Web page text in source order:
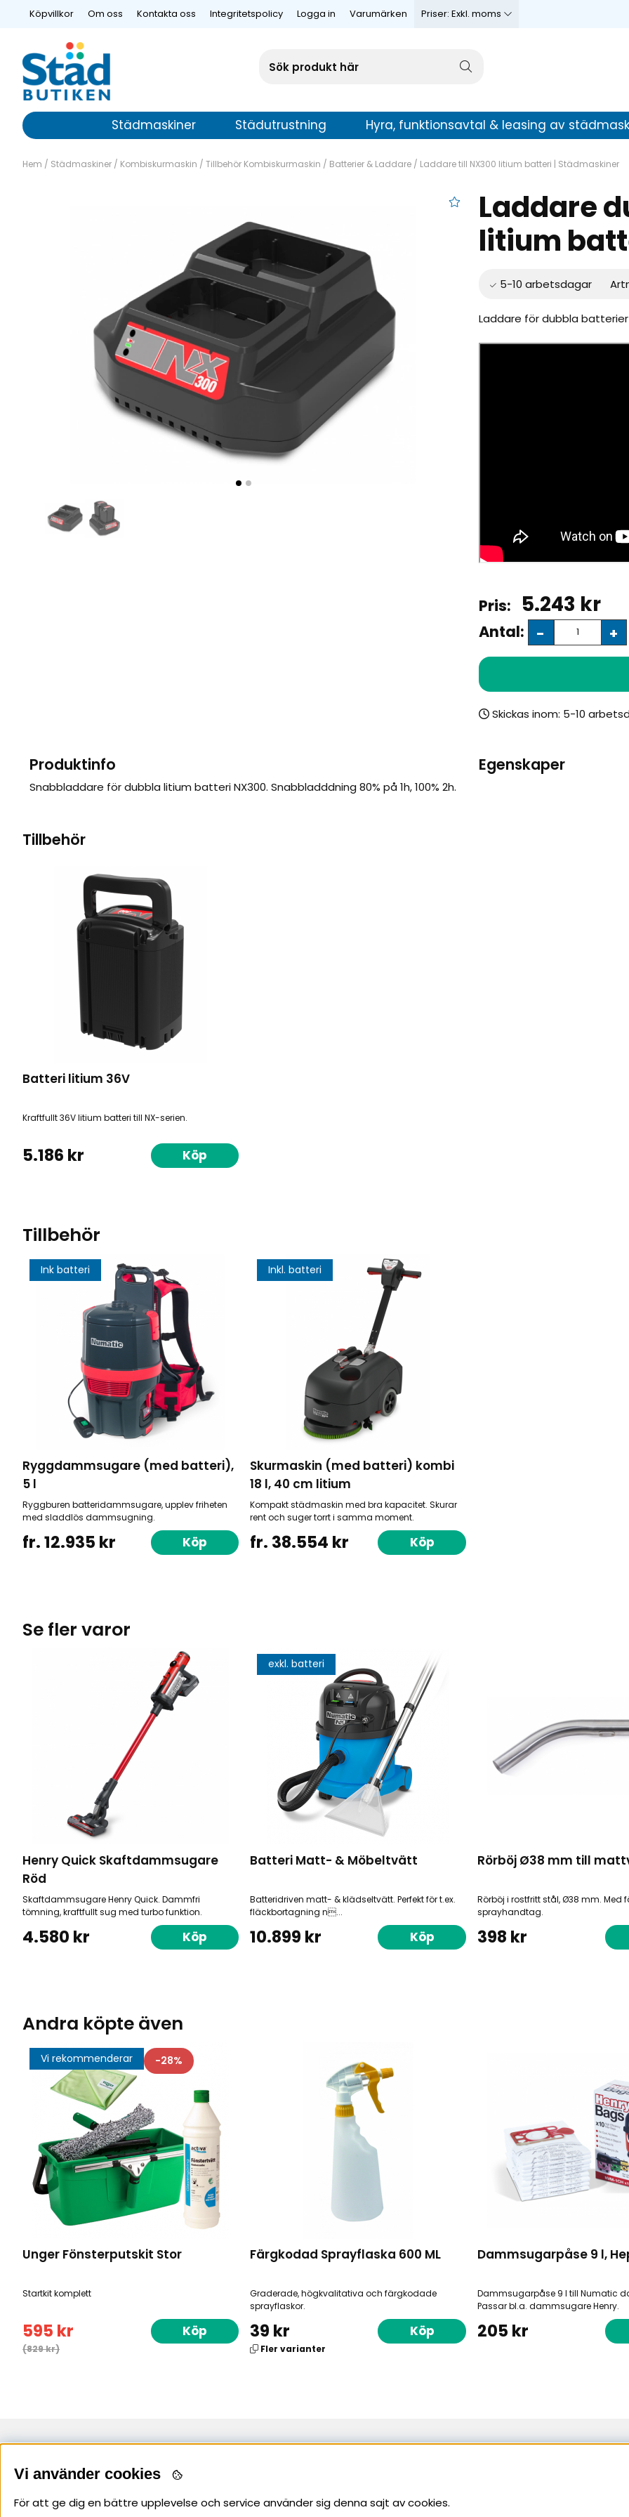
Köpvillkor Om oss Kontakta oss Integritetspolicy Logga in Varumärken Priser: Exkl. moms
Städmaskiner Städutrustning Hyra, funktionsavtal & leasing av
Hem / Städmaskiner / Kombiskurmaskin / Tillbehör Kombiskurmaskin / Batterier & Laddare / Laddare till NX300 litium batteri | Städmaskiner
Laddare
litium
Laddare för dubbla batterier
5.243 kr
Antal: +
-
Skickas inom:
Produktinfo
Snabbladdare för dubbla litium batteri NX300. Snabbladddning 80% på 1h, 100% 2h.
Egenskaper
Tillbehör
Batteri litium 36V
Kraftfullt 36V litium batteri till NX-serien.
5.186 kr Köp
Tillbehör
Ink batteri
Ryggdammsugare (med batteri),
5 l
Ryggburen batteridammsugare, upplev friheten
med sladdlös dammsugning.
fr. 12.935 kr Köp
Inkl. batteri
Skurmaskin (med batteri) kombi
18 l, 40 cm litium
Kompakt städmaskin med bra kapacitet. Skurar
rent och suger torrt i samma moment.
fr. 38.554 kr Köp
Se fler varor
Henry Quick Skaftdammsugare
Röd
Skaftdammsugare Henry Quick. Dammfri
tömning, kraftfullt sug med turbo funktion.
4.580 kr Köp
exkl. batteri
Batteri Matt- & Möbeltvätt
Batteridriven matt- & klädseltvätt. Perfekt för t.ex.
fläckbortagning n...
10.899 kr Köp
Rörböj Ø38 mm till
Rörböj i rostfritt stål, Ø38 mm. Med
sprayhandtag.
398 kr
Andra köpte även
Vi rekommenderar 28
Unger Fönsterputskit Stor
Startkit komplett
595 kr
(829 kr)
Köp
Färgkodad Sprayflaska 600 ML
Graderade, högkvalitativa och färgkodade
sprayflaskor.
39 kr
Fler varianter
Köp
Dammsugarpåse 9 l,
Dammsugarpåse 9 l till Numatic
Passar bl.a. dammsugare Henry.
205 kr
Arkgatan 4
Telefontid: Vardagar kl 07-16
Telefontid: Vardagar 07-16
Telefontid: Vardagar 08-17
Vi använder cookies
För att ge dig en bättre upplevelse och service använder sig denna sajt av cookies.